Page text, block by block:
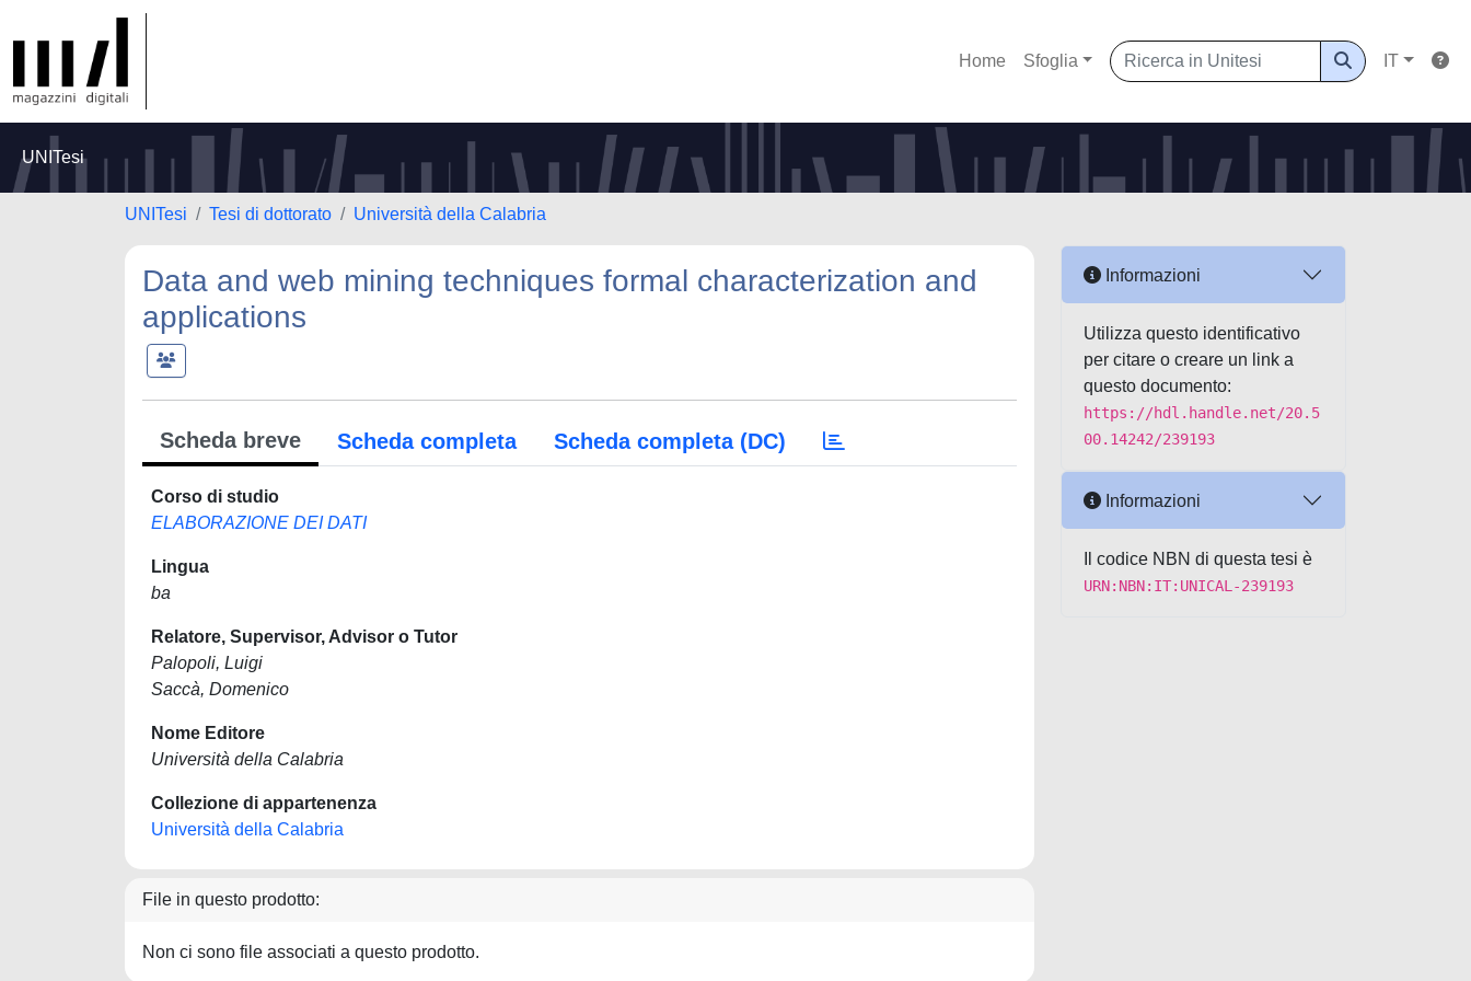
Home Sfoglia IT
UNITesi
UNITesi Tesi di dottorato Università della Calabria
Data and web mining techniques formal characterization and
applications
Scheda breve Scheda completa Scheda completa (DC)
Corso di studio
ELABORAZIONE DEI DATI
Lingua
ba
Relatore, Supervisor, Advisor o Tutor
Palopoli, Luigi
Saccà, Domenico
Nome Editore
Università della Calabria
Collezione di appartenenza
Università della Calabria
File in questo prodotto:
Non ci sono file associati a questo prodotto.
Informazioni
Utilizza questo identificativo
per citare o creare un link a
questo documento:
https://hdl.handle.net/20.5
00.14242/239193
Informazioni
Il codice NBN di questa tesi è
URN:NBN:IT:UNICAL-239193